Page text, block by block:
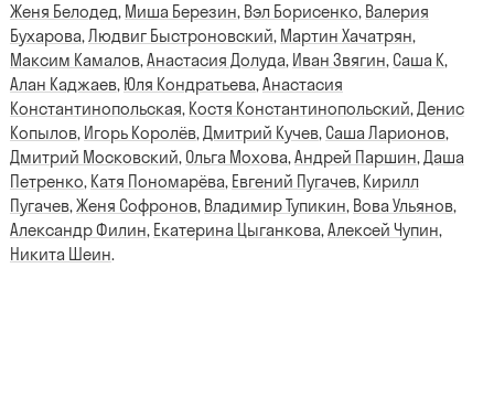
Женя Белодед, Миша Березин, Вэл Борисенко, Валерия
Бухарова,Людвиг Быстроновский, Мартин Хачатрян,
Максим Камалов,Анастасия Долуда, Иван Звягин, Саша К,
Алан Каджаев, Юля Кондратьева,Анастасия
Константинопольская, Костя Константинопольский,Денис
Копылов, Игорь Королёв,Дмитрий Кучев, Саша Ларионов,
Дмитрий Московский, Ольга Мохова,Андрей Паршин,Даша
Петренко, Катя Пономарёва, Евгений Пугачев, Кирилл
Пугачев,Женя Софронов, Владимир Тупикин, Вова Ульянов,
Александр Филин, Екатерина Цыганкова,Алексей Чупин,
Никита Шеин.